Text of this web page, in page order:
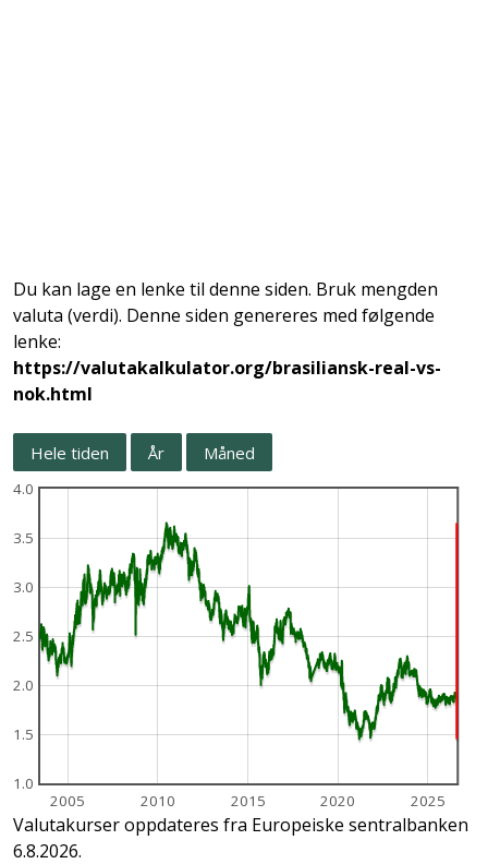
Du kan lage en lenke til denne siden. Bruk mengden
valuta (verdi). Denne siden genereres med følgende
lenke:
https://valutakalkulator.org/brasiliansk-real-vs-
nok.html
Hele tiden År Måned
2005 2010 2015 2020 2025
1.0
1.5
2.0
2.5
3.0
3.5
4.0
Valutakurser oppdateres fra Europeiske sentralbanken
6.8.2026.